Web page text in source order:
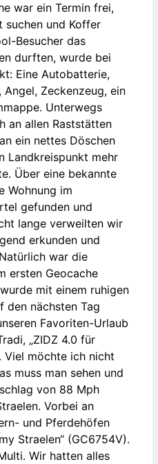
war ein Termin frei,
suchen und Koffer
Besucher das
durften, wurde bei
Eine Autobatterie,
Angel, Zeckenzeug, ein
Unterwegs
an allen Raststätten
ein nettes Döschen
Landkreispunkt mehr
Über eine bekannte
Wohnung im
gefunden und
lange verweilten wir
erkunden und
war die
ersten Geocache
mit einem ruhigen
den nächsten Tag
Favoriten-Urlaub
„ZIDZ 4.0 für
Viel möchte ich nicht
muss man sehen und
von 88 Mph
Vorbei an
und Pferdehöfen
Straelen“ (GC6754V).
Wir hatten alles